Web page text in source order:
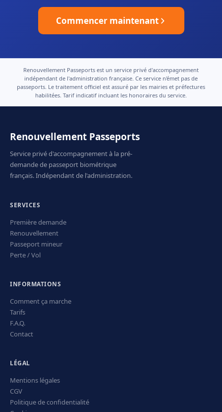
Commencer maintenant
Renouvellement Passeports est un service privé d'accompagnement
indépendant de l'administration française. Ce service n'émet pas de
passeports. Le traitement officiel est assuré par les mairies et préfectures
habilitées. Tarif indicatif incluant les honoraires du service.
Renouvellement Passeports
Service privé d'accompagnement à la pré-
demande de passeport biométrique
français. Indépendant de l'administration.
SERVICES
Première demande
Renouvellement
Passeport mineur
Perte / Vol
INFORMATIONS
Comment ça marche
Tarifs
F.A.Q.
Contact
LÉGAL
Mentions légales
CGV
Politique de confidentialité